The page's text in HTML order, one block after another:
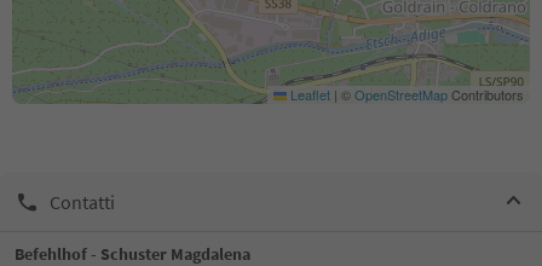
Leaflet | ©OpenStreetMapContributors
Contatti
Befehlhof - Schuster Magdalena